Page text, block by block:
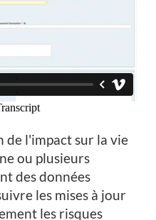
de l'impact sur la vie
ou plusieurs
des données
les mises à jour
les risques